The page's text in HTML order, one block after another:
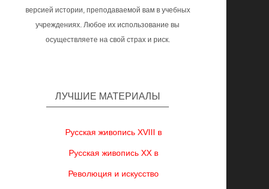
версией истории, преподаваемой вам в учебных
учреждениях. Любое их использование вы
осуществляете на свой страх и риск.
ЛУЧШИЕ МАТЕРИАЛЫ
Русская живопись XVIII в
Русская живопись XX в
Революция и искусство